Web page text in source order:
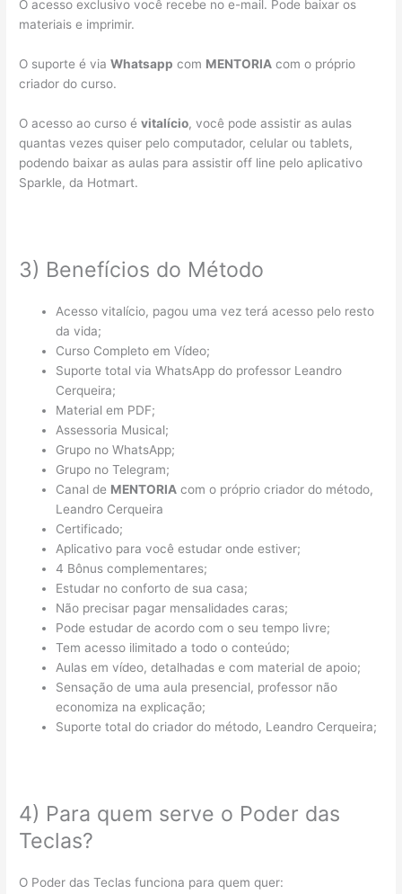
O acesso exclusivo você recebe no e-mail. Pode baixar os
materiais e imprimir.
O suporte é viaWhatsapp com MENTORIA com o próprio
criador do curso.
O acesso ao curso évitalício, você pode assistir as aulas
quantas vezes quiser pelo computador, celular ou tablets,
podendo baixar as aulas para assistir off line pelo aplicativo
Sparkle, da Hotmart.
3) Benefícios do Método
Acesso vitalício, pagou uma vez terá acesso pelo resto
da vida;
Curso Completo em Vídeo;
Suporte total via WhatsApp do professor Leandro
Cerqueira;
Material em PDF;
Assessoria Musical;
Grupo no WhatsApp;
Grupo no Telegram;
Canal de MENTORIA com o próprio criador do método,
Leandro Cerqueira
Certificado;
Aplicativo para você estudar onde estiver;
4 Bônus complementares;
Estudar no conforto de sua casa;
Não precisar pagar mensalidades caras;
Pode estudar de acordo com o seu tempo livre;
Tem acesso ilimitado a todo o conteúdo;
Aulas em vídeo, detalhadas e com material de apoio;
Sensação de uma aula presencial, professor não
economiza na explicação;
Suporte total do criador do método, Leandro Cerqueira;
4) Para quem serve o Poder das
Teclas?
O Poder das Teclas funciona para quem quer: